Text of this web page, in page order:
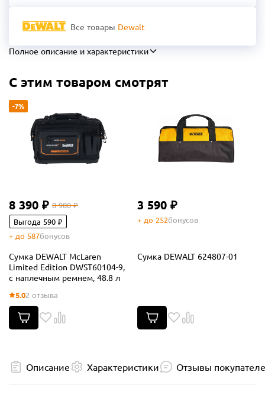
Все товары Dewalt
Полное описание и характеристики
С этим товаром смотрят
-7%
8 390 ₽ 8 980 ₽
Выгода 590 ₽
+ до 587бонусов
Сумка DEWALT McLaren
Limited Edition DWST60104-9,
с наплечным ремнем, 48.8 л
5.02 отзыва
3 590 ₽
+ до 252бонусов
Сумка DEWALT 624807-01
Описание Характеристики Отзывы